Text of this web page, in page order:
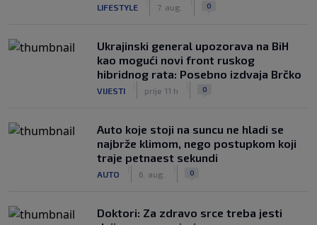
LIFESTYLE 7. aug. 0
Ukrajinski general upozorava na BiH
kao mogući novi front ruskog
hibridnog rata: Posebno izdvaja Brčko
VIJESTI prije 11 h 0
Auto koje stoji na suncu ne hladi se
najbrže klimom, nego postupkom koji
traje petnaest sekundi
AUTO 6. aug. 0
Doktori: Za zdravo srce treba jesti